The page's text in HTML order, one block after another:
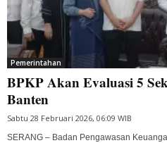
Pemerintahan
BPKP Akan Evaluasi 5
Banten
Sabtu 28 Februari 2026, 06:09 WIB
SERANG – Badan Pengawasan